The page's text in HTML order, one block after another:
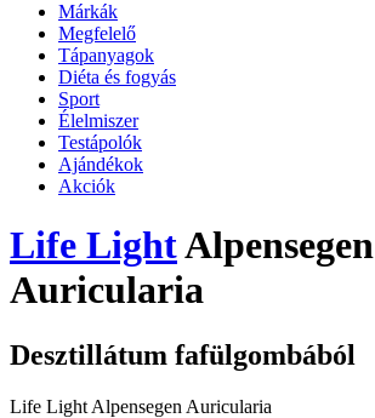
Márkák
Megfelelő
Tápanyagok
Diéta és fogyás
Sport
Élelmiszer
Testápolók
Ajándékok
Akciók
Life LightAlpensegen
Auricularia
Desztillátum fafülgombából
Life Light Alpensegen Auricularia